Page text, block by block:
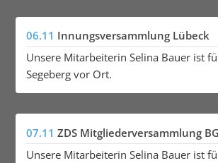
06.11 Innungsversammlung Lübeck
Unsere Mitarbeiterin Selina Bauer ist
Segeberg vor Ort.
07.11 ZDS Mitgliederversammlung
Unsere Mitarbeiterin Selina Bauer ist